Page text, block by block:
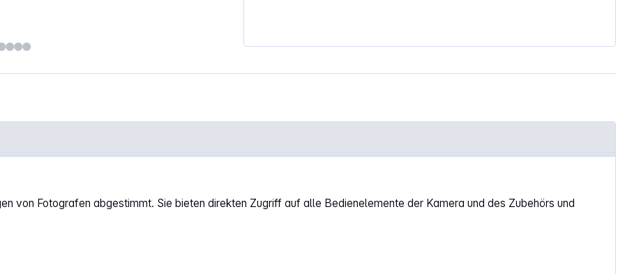
von Fotografen abgestimmt. Sie bieten direkten Zugriff auf alle Bedienelemente der Kamera und des Zubehörs und